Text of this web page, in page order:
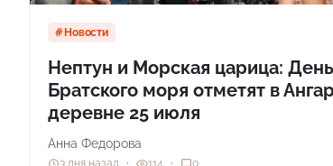
Новости
Нептун и Морская царица: День
Братского моря отметят в
деревне 25 июля
Анна Федорова